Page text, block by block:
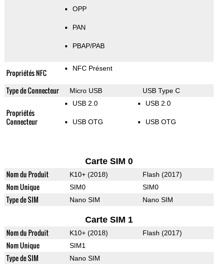
OPP
PAN
PBAP/PAB
Propriétés NFC NFC Présent
Type de Connecteur Micro USB USB Type C
Propriétés
Connecteur
USB 2.0
USB OTG
USB 2.0
USB OTG
Carte SIM 0
Nom du Produit K10+ (2018) Flash (2017)
Nom Unique SIM0 SIM0
Type de SIM Nano SIM Nano SIM
Carte SIM 1
Nom du Produit K10+ (2018) Flash (2017)
Nom Unique SIM1
Type de SIM Nano SIM